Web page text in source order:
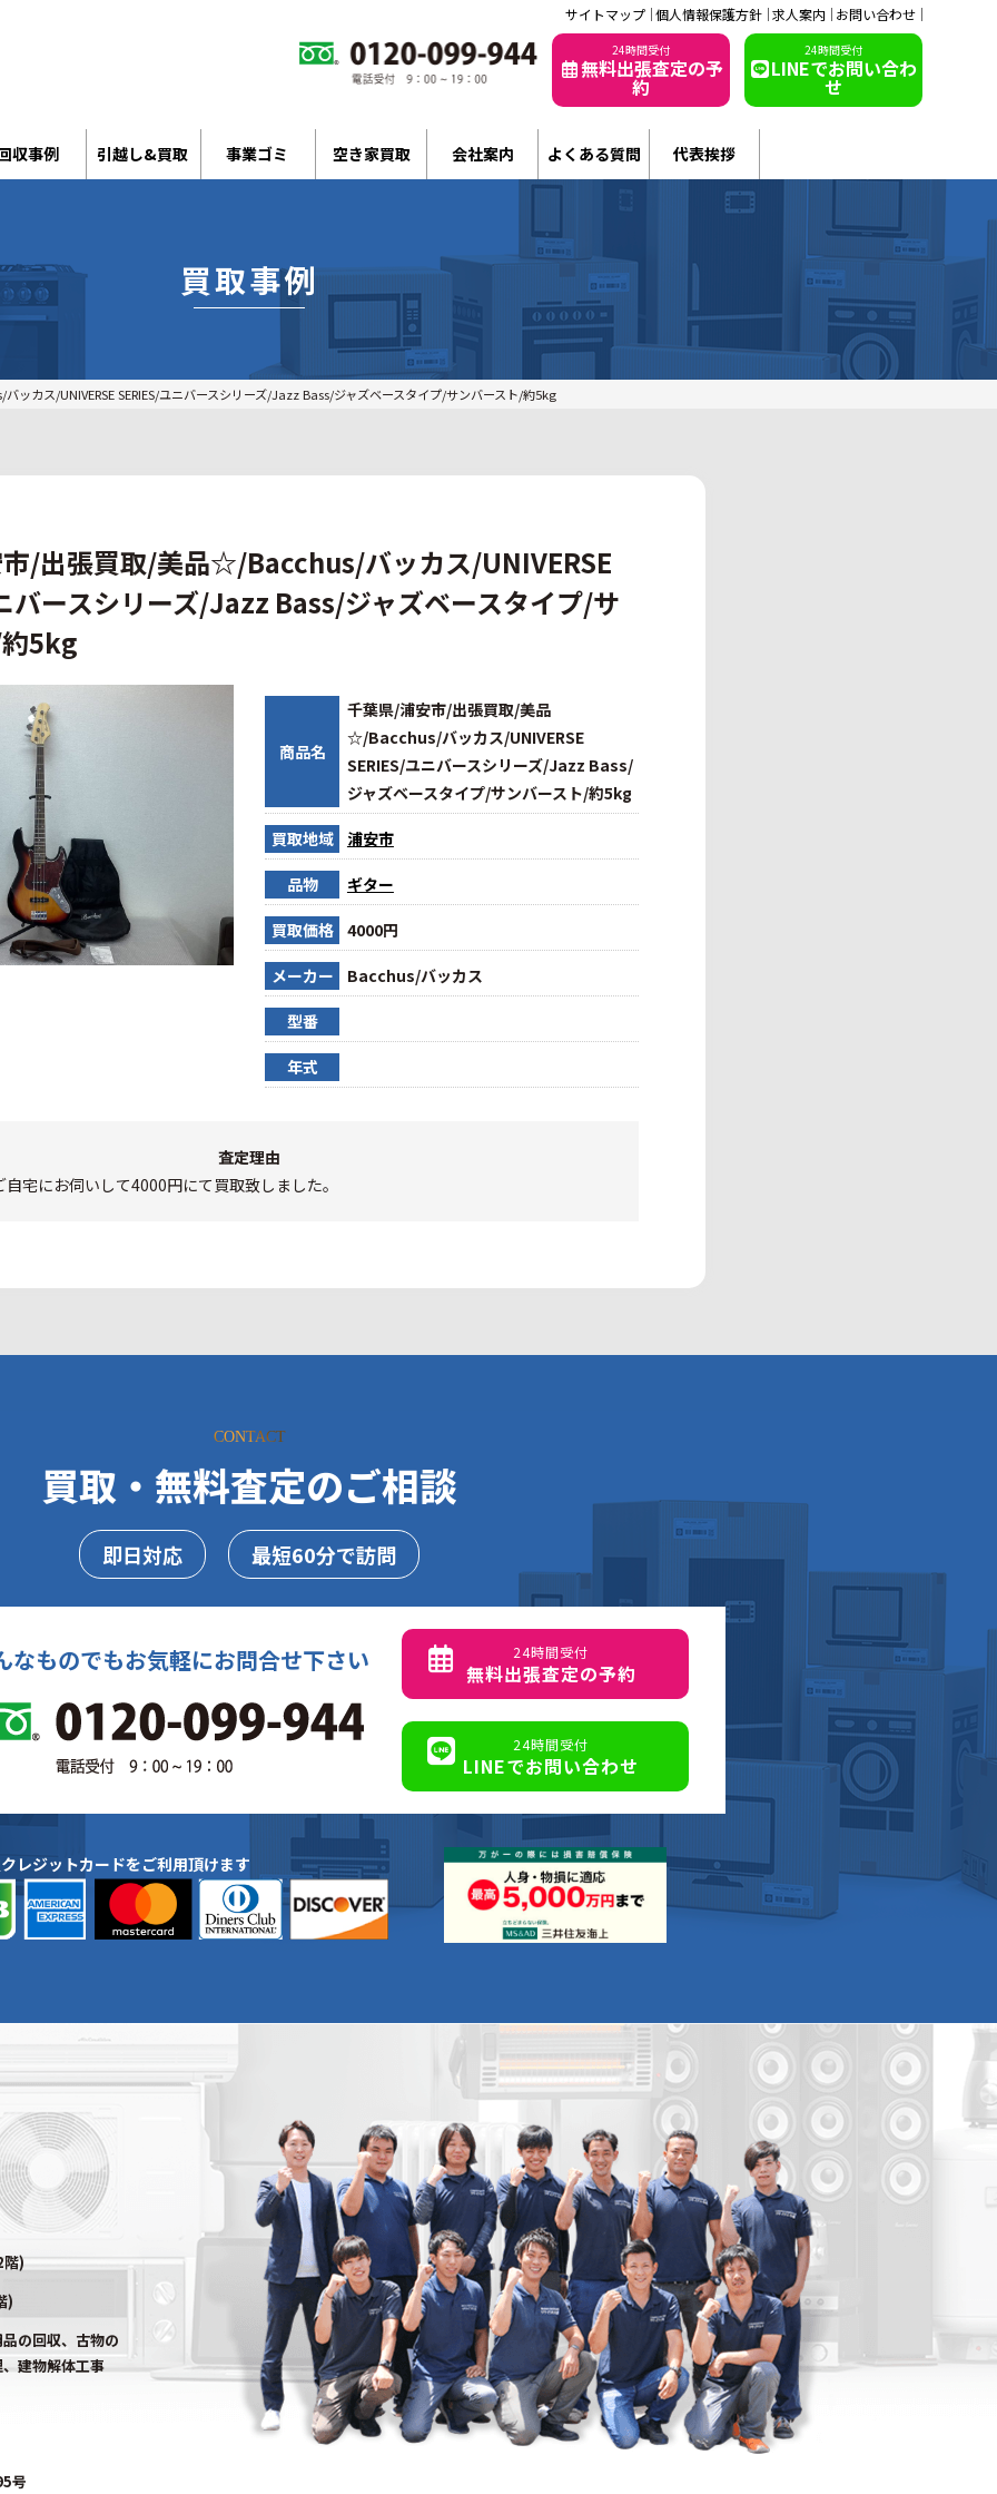
サイトマップ 個人情報保護方針 求人案内 お問い合わせ
24時間受付
無料出張査定の予
約
24時間受付
LINEでお問い合わ
せ
収事例 引越し&買取 事業ゴミ 空き家買取 会社案内 よくある質問 代表挨拶
買取事例
カス/UNIVERSE SERIES/ユニバースシリーズ/Jazz Bass/ジャズベースタイプ/サンバースト/約5kg
/出張買取/美品☆/Bacchus/バッカス/UNIVERSE
バースシリーズ/Jazz Bass/ジャズベースタイプ/サ
5kg
商品名
千葉県/浦安市/出張買取/美品
☆/Bacchus/バッカス/UNIVERSE
SERIES/ユニバースシリーズ/Jazz Bass/
ジャズベースタイプ/サンバースト/約5kg
買取地域 浦安市
品物 ギター
買取価格 4000円
メーカー Bacchus/バッカス
型番
年式
査定理由
宅にお伺いして4000円にて買取致しました。
CONTACT
買取・無料査定のご相談
即日対応 最短60分で訪問
なものでもお気軽にお問合せ下さい 24時間受付
無料出張査定の予約
24時間受付
LINEでお問い合わせ
レジットカードをご利用頂けます
)
)
の回収、古物の
建物解体工事
号